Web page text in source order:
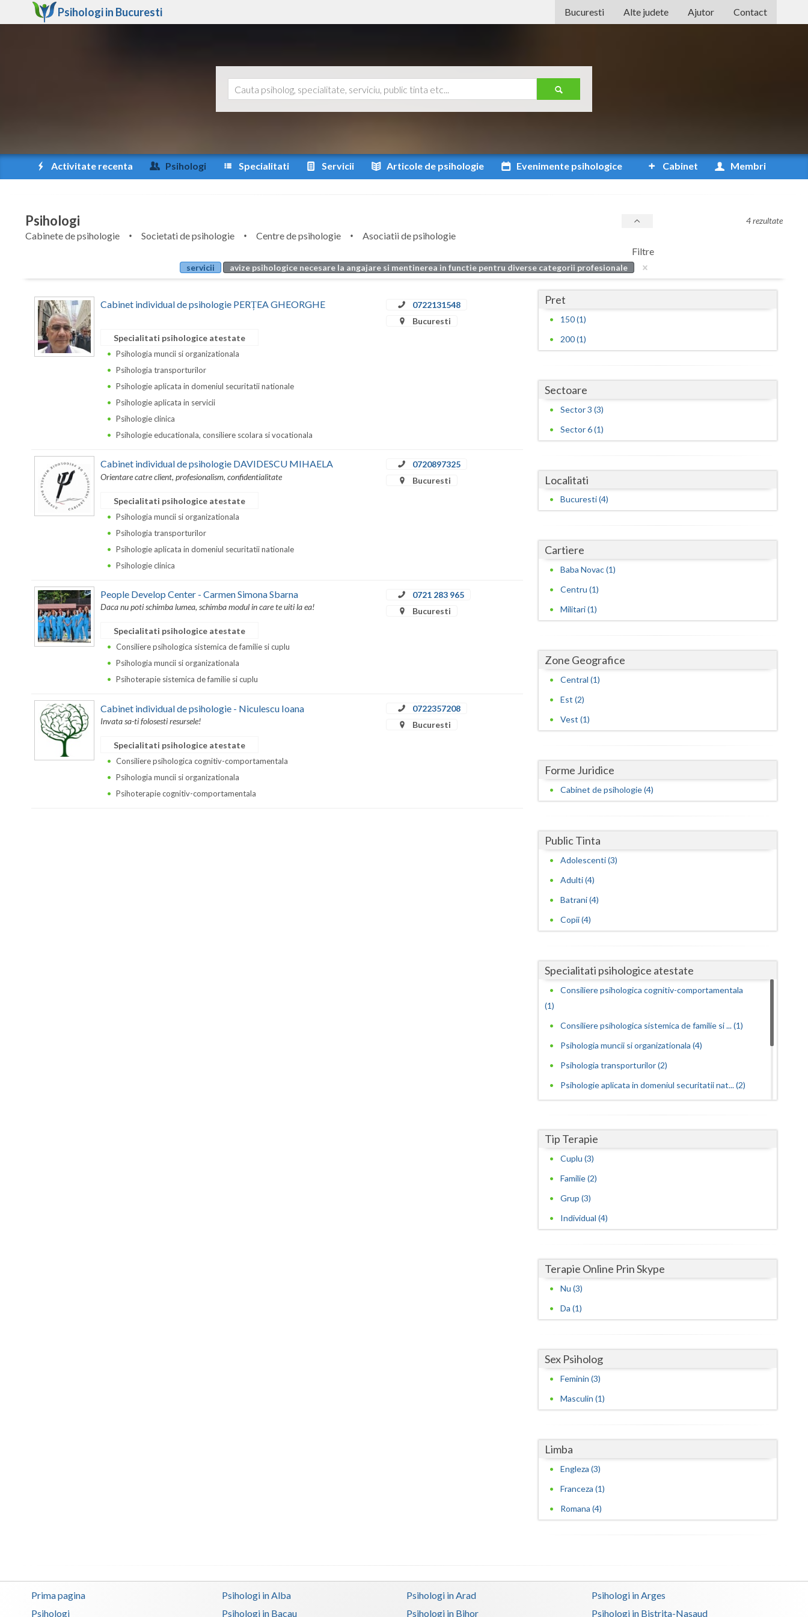
Psihologi in Bucuresti Bucuresti Alte judete
Bistrita-Nasaud
Botosani
Bucuresti
Buzau
Cluj
Galati
Harghita
Neamt
Olt
Prahova
Satu-Mare
Valcea
Vrancea
Ajutor Contact
Activitate recenta Psihologi Specialitati Servicii Articole de psihologie Evenimente psihologice Cabinet Membri
Psihologi
Cabinete de psihologie Societati de psihologie Centre de psihologie
Asociatii de psihologie
Filtre
servicii avize psihologice necesare la angajare si mentinerea in functie pentru diverse categorii profesionale
4 rezultate
Cabinet individual de psihologie PERȚEA GHEORGHE
0722131548
Bucuresti
Specialitati psihologice atestate
Psihologia muncii si organizationala
Psihologia transporturilor
Psihologie aplicata in domeniul securitatii nationale
Psihologie aplicata in servicii
Psihologie clinica
Psihologie educationala, consiliere scolara si vocationala
Cabinet individual de psihologie DAVIDESCU MIHAELA
Orientare catre client, profesionalism, confidentialitate
0720897325
Bucuresti
Specialitati psihologice atestate
Psihologia muncii si organizationala
Psihologia transporturilor
Psihologie aplicata in domeniul securitatii nationale
Psihologie clinica
People Develop Center - Carmen Simona Sbarna
Daca nu poti schimba lumea, schimba modul in care te uiti la ea!
0721 283 965
Bucuresti
Specialitati psihologice atestate
Consiliere psihologica sistemica de familie si cuplu
Psihologia muncii si organizationala
Psihoterapie sistemica de familie si cuplu
Cabinet individual de psihologie - Niculescu Ioana
Invata sa-ti folosesti resursele!
0722357208
Bucuresti
Specialitati psihologice atestate
Consiliere psihologica cognitiv-comportamentala
Psihologia muncii si organizationala
Psihoterapie cognitiv-comportamentala
Pret
150 (1)
200 (1)
Sectoare
Sector 3 (3)
Sector 6 (1)
Localitati
Bucuresti (4)
Cartiere
Baba Novac (1)
Centru (1)
Militari (1)
Zone Geografice
Central (1)
Est (2)
Vest (1)
Forme Juridice
Cabinet de psihologie (4)
Public Tinta
Adolescenti (3)
Adulti (4)
Batrani (4)
Copii (4)
Specialitati psihologice atestate
Consiliere psihologica cognitiv-comportamentala
(1)
Consiliere psihologica sistemica de familie si ... (1)
Psihologia muncii si organizationala (4)
Psihologia transporturilor (2)
Psihologie aplicata in domeniul securitatii nat... (2)
Psihologie educationala, consiliere scolara si ... (1)
Psihoterapie cognitiv-comportamentala (1)
Psihoterapie sistemica de familie si cuplu (1)
Tip Terapie
Cuplu (3)
Familie (2)
Grup (3)
Individual (4)
Terapie Online Prin Skype
Nu (3)
Da (1)
Sex Psiholog
Feminin (3)
Masculin (1)
Limba
Engleza (3)
Franceza (1)
Romana (4)
Prima pagina
Psihologi
Psihologi in Alba Psihologi in Arad
Psihologi in Arges
Psihologi in Bacau
Psihologi in Bihor Psihologi in Bistrita-Nasaud